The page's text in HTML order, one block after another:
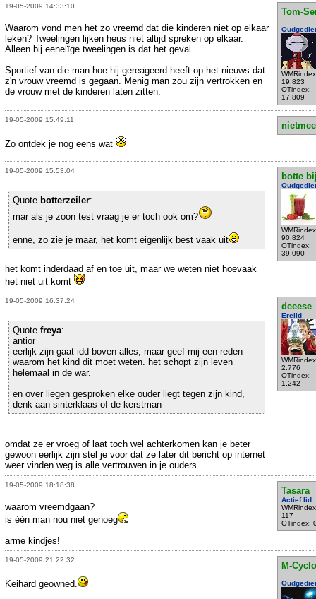
19-05-2009 14:33:10
Tom-
19.823
OTindex:
17.809
Waarom vond men het zo vreemd dat die kinderen niet op elkaar
leken? Tweelingen lijken heus niet altijd spreken op elkaar.
Alleen bij eeneiïge tweelingen is dat het geval.
Sportief van die man hoe hij gereageerd heeft op het nieuws dat
z'n vrouw vreemd is gegaan. Menig man zou zijn vertrokken en
de vrouw met de kinderen laten zitten.
19-05-2009 15:49:11
Zo ontdek je nog eens wat
19-05-2009 15:53:04
botte
90.824
OTindex:
39.090
Quote botterzeiler:
mar als je zoon test vraag je er toch ook om?
enne, zo zie je maar, het komt eigenlijk best vaak uit
het komt inderdaad af en toe uit, maar we weten niet hoevaak
het niet uit komt
19-05-2009 16:37:24
deeese
Erelid
2.776
OTindex:
1.242
Quote freya:
antior
eerlijk zijn gaat idd boven alles, maar geef mij een reden
waarom het kind dit moet weten. het schopt zijn leven
helemaal in de war.
en over liegen gesproken elke ouder liegt tegen zijn kind,
denk aan sinterklaas of de kerstman
omdat ze er vroeg of laat toch wel achterkomen kan je beter
gewoon eerlijk zijn stel je voor dat ze later dit bericht op internet
weer vinden weg is alle vertrouwen in je ouders
19-05-2009 18:18:38
Tasara
Actief lid
117
OTindex:
waarom vreemdgaan?
is één man nou niet genoeg
arme kindjes!
19-05-2009 21:22:32
M-
Keihard geowned.